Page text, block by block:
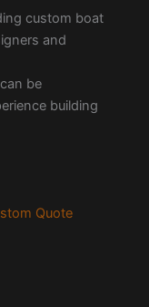
custom boat
and
be
building
Quote